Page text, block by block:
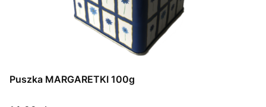
Puszka MARGARETKI 100g